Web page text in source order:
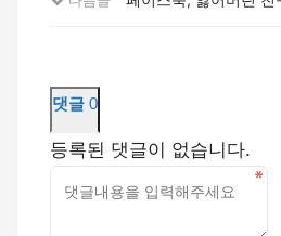
댓글 0
등록된 댓글이 없습니다.